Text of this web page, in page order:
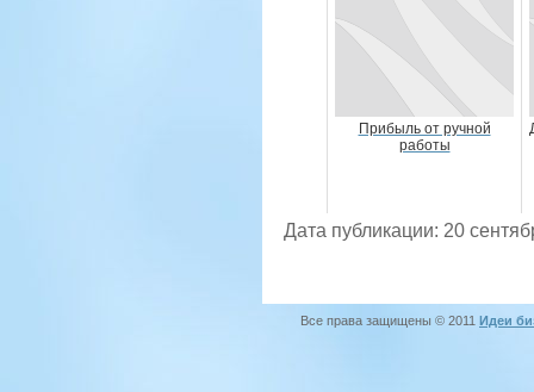
Прибыль от ручной
работы
Дата публикации: 20
Все права защищены © 2011 Идеи